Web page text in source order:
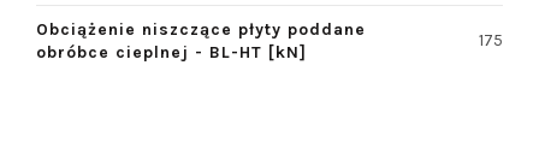
Obciążenie niszczące płyty poddane
obróbce cieplnej - BL-HT [kN]
175